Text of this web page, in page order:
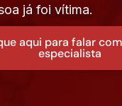
já foi vítima.
aqui para falar
especialista